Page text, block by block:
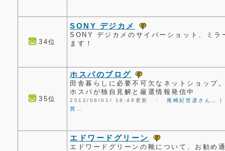
34位
SONY デジカメ
SONY デジカメのサイバーショット、ミラ
ます！
35位
ホスパのブログ
田舎暮らしに必要不可欠なネットショップ
ホスパが独自見解と厳選情報発信中
2012/06/01/ 18:48更新 ： 尾崎紀世彦さん…
買…
エドワードグリーン
エドワードグリーンの靴について、お勧め